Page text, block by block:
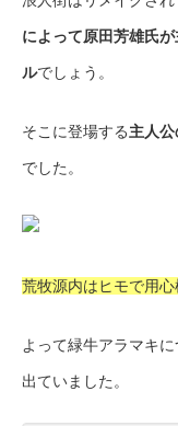
によって原田芳雄氏
ルでしょう。
そこに登場する主人
でした。
荒牧源内はヒモで用心
よって緑牛アラマキに
出ていました。